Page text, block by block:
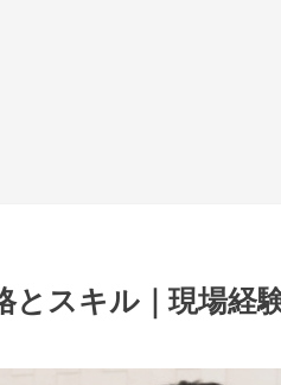
とスキル｜現場経